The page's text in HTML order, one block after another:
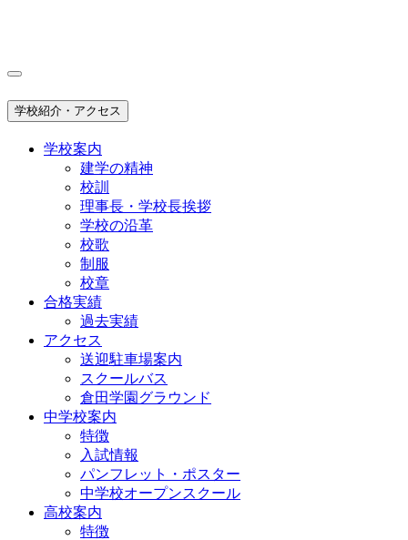
学校紹介・アクセス
学校案内
建学の精神
校訓
理事長・学校長挨拶
学校の沿革
校歌
制服
校章
合格実績
過去実績
アクセス
送迎駐車場案内
スクールバス
倉田学園グラウンド
中学校案内
特徴
入試情報
パンフレット・ポスター
中学校オープンスクール
高校案内
特徴